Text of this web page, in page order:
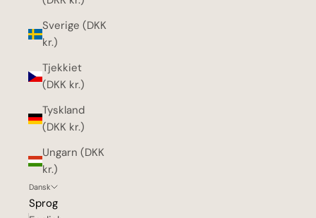
Sverige (DKK
kr.)
Tjekkiet
(DKK kr.)
Tyskland
(DKK kr.)
Ungarn (DKK
kr.)
Dansk
Sprog